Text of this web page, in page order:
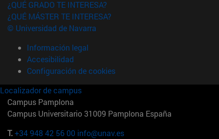
¿QUÉ GRADO TE INTERESA?
¿QUÉ MÁSTER TE INTERESA?
© Universidad de Navarra
Información legal
Accesibilidad
Configuración de cookies
Localizador de campus
Campus Pamplona
Campus Universitario 31009 Pamplona España
T.+34 948 42 56 00 info@unav.es